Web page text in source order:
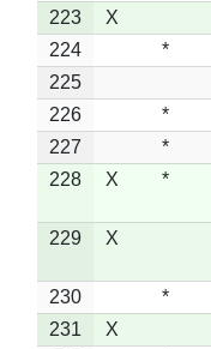
223 X
224
*
225
226
*
227
*
228
X *
229 X
230 *
231
X